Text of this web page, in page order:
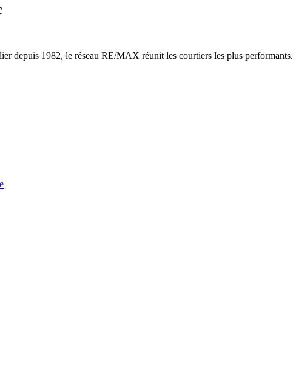
depuis 1982, le réseau RE/MAX réunit les courtiers les plus performants.